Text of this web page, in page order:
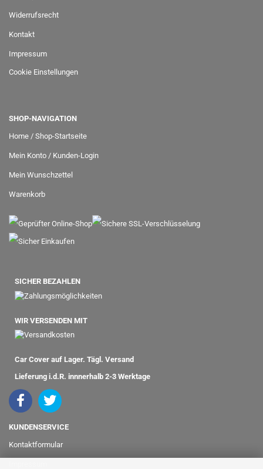
Widerrufsrecht
Kontakt
Impressum
Cookie Einstellungen
SHOP-NAVIGATION
Home / Shop-Startseite
Mein Konto / Kunden-Login
Mein Wunschzettel
Warenkorb
SICHER BEZAHLEN
WIR VERSENDEN MIT
Car Cover auf Lager. Tägl. Versand
Lieferung i.d.R. innnerhalb 2-3 Werktage
KUNDENSERVICE
Kontaktformular